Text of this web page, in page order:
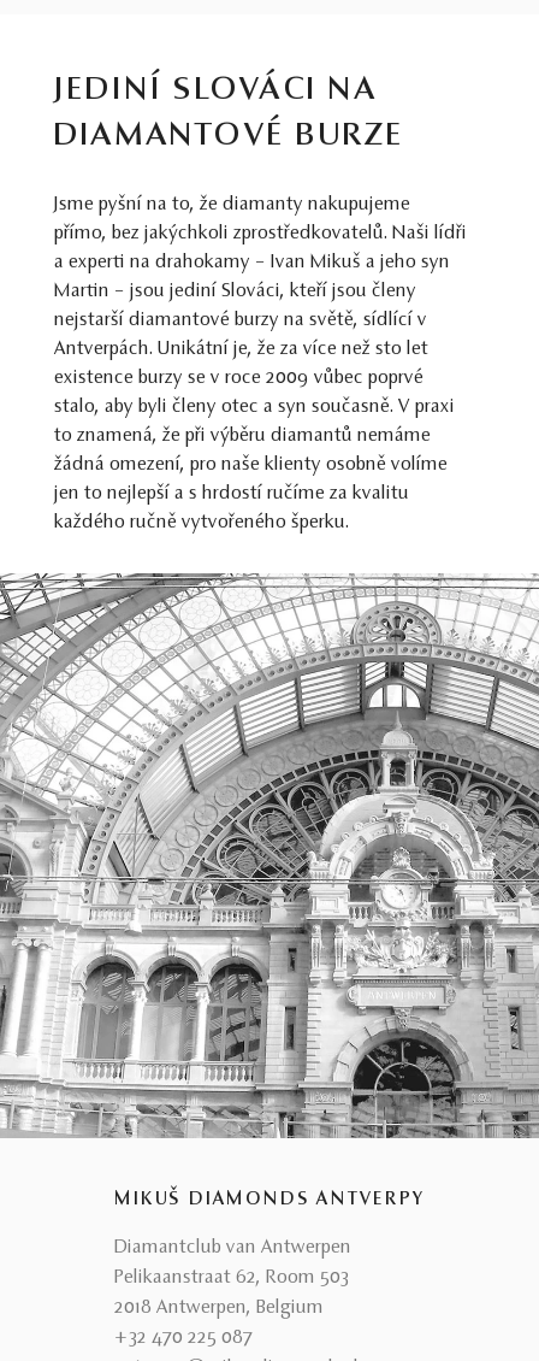
JEDINÍ SLOVÁCI NA
DIAMANTOVÉ BURZE
Jsme pyšní na to, že diamanty nakupujeme
přímo, bez jakýchkoli zprostředkovatelů. Naši lídři
a experti na drahokamy – Ivan Mikuš a jeho syn
Martin – jsou jediní Slováci, kteří jsou členy
nejstarší diamantové burzy na světě, sídlící v
Antverpách. Unikátní je, že za více než sto let
existence burzy se v roce 2009 vůbec poprvé
stalo, aby byli členy otec a syn současně. V praxi
to znamená, že při výběru diamantů nemáme
žádná omezení, pro naše klienty osobně volíme
jen to nejlepší a s hrdostí ručíme za kvalitu
každého ručně vytvořeného šperku.
MIKUŠ DIAMONDS ANTVERPY
Diamantclub van Antwerpen
Pelikaanstraat 62, Room 503
2018 Antwerpen, Belgium
+32 470 225 087